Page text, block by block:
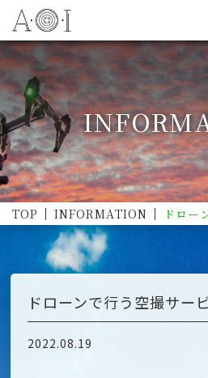
TOP INFORMATION
ドローンで行う空撮サー
2022.08.19